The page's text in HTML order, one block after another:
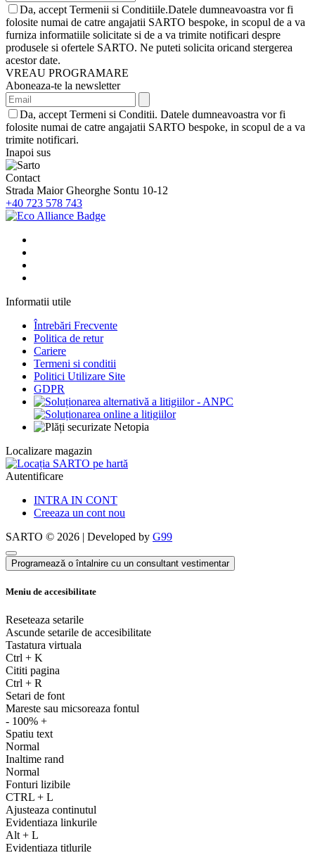
Da, accept Termenii si Conditiile.Datele dumneavoastra vor fi
folosite numai de catre angajatii SARTO bespoke, in scopul de a va
furniza informatiile solicitate si de a va trimite notificari despre
produsele si ofertele SARTO. Ne puteti solicita oricand stergerea
acestor date.
VREAU PROGRAMARE
Aboneaza-te la newsletter
Da, accept Termeni si Conditii. Datele dumneavoastra vor fi
folosite numai de catre angajatii SARTO bespoke, in scopul de a va
trimite notificari.
Inapoi sus
Contact
Strada Maior Gheorghe Sontu 10-12
+40 723 578 743
Informatii utile
Întrebări Frecvente
Politica de retur
Cariere
Termeni si conditii
Politici Utilizare Site
GDPR
Localizare magazin
Autentificare
INTRA IN CONT
Creeaza un cont nou
SARTO © 2026 | Developed by G99
Programează o întalnire cu un consultant vestimentar
Meniu de accesibilitate
Reseteaza setarile
Ascunde setarile de accesibilitate
Tastatura virtuala
Ctrl + K
Cititi pagina
Ctrl + R
Setari de font
Mareste sau micsoreaza fontul
- 100% +
Spatiu text
Normal
Inaltime rand
Normal
Fonturi lizibile
CTRL + L
Ajusteaza continutul
Evidentiaza linkurile
Alt + L
Evidentiaza titlurile